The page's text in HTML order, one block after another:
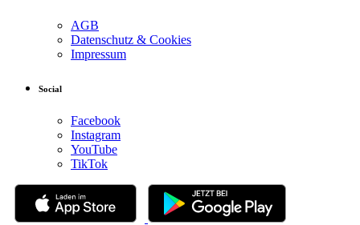
AGB
Datenschutz & Cookies
Impressum
Social
Facebook
Instagram
YouTube
TikTok